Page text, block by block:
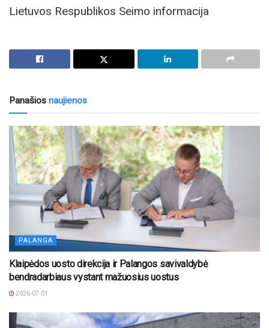
Lietuvos Respublikos Seimo informacija
Panašios naujienos
PALANGA
Klaipėdos uosto direkcija ir Palangos savivaldybė
bendradarbiaus vystant mažuosius uostus
2026-07-01